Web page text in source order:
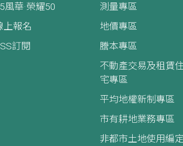
風華·榮耀50
上報名
訂閱
測量專區
地價專區
謄本專區
不動產交易及租賃
宅專區
平均地權新制專區
市有耕地業務專區
非都市土地使用編定